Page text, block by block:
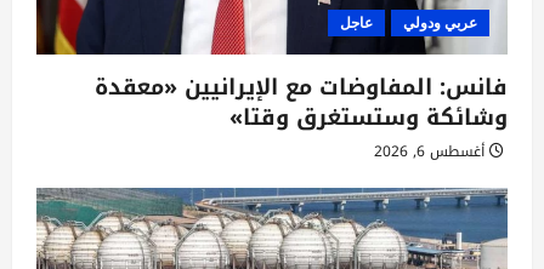
عربي ودولي عاجل
فانس: المفاوضات مع الإيرانيين «معقدة
وشائكة وستستغرق وقتا»
أغسطس 6, 2026